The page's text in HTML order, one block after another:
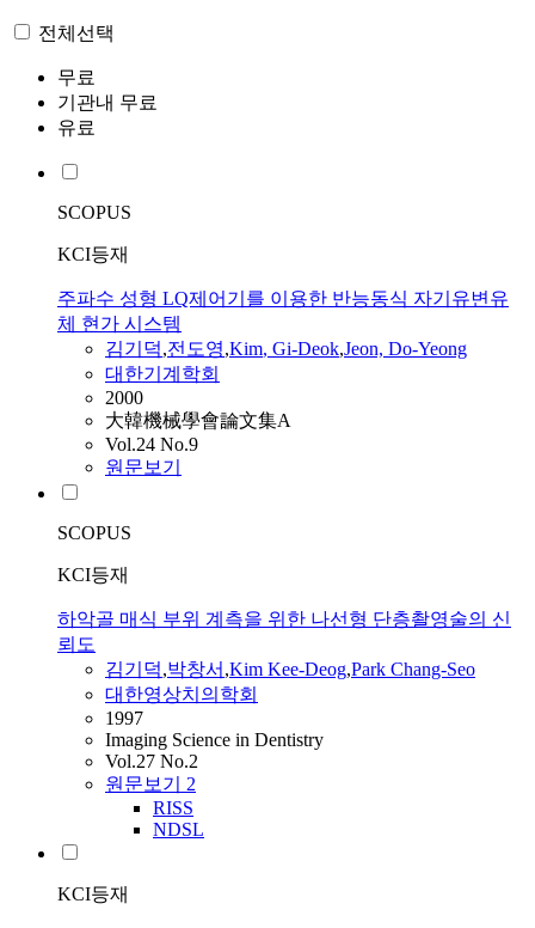
전체선택
무료
기관내 무료
유료
SCOPUS
KCI등재
주파수 성형 LQ제어기를 이용한 반능동식 자기유변유
체 현가 시스템
김기덕,전도영,Kim, Gi-Deok,Jeon, Do-Yeong
대한기계학회
2000
大韓機械學會論文集A
Vol.24 No.9
원문보기
SCOPUS
KCI등재
하악골 매식 부위 계측을 위한 나선형 단층촬영술의 신
뢰도
김기덕,박창서 ,Kim Kee-Deog,Park Chang-Seo
대한영상치의학회
1997
Imaging Science in Dentistry
Vol.27 No.2
원문보기 2
RISS
NDSL
KCI등재